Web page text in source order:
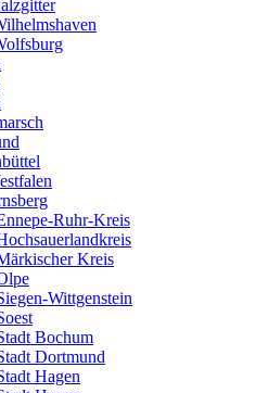
Ruhr-Kreis
Kreis
Wittgenstein
Bochum
Dortmund
Hagen